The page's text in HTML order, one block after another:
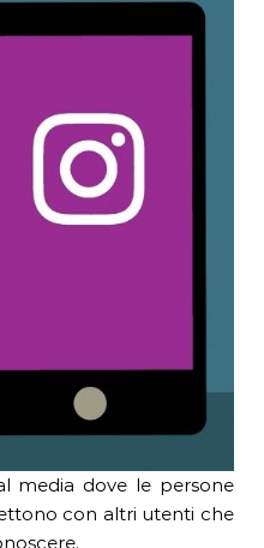
media dove le persone
con altri utenti che